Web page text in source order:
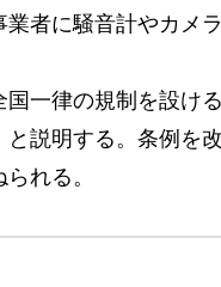
者に騒音計やカメ
一律の規制を設け
説明する。条例を
れる。